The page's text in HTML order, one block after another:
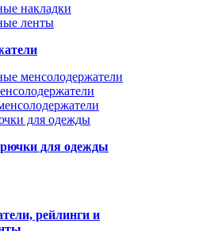
накладки
ленты
менсолодержатели
для одежды
рейлинги и